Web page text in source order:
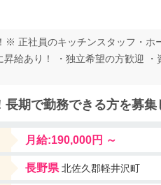
正社員のキッチンスタッフ・ホ
給あり！ ・独立希望の方歓迎
長期で勤務できる方を募
月給:190,000円 ～
長野県北佐久郡軽井沢町